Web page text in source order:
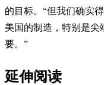
的目标。“但我们确实
美国的制造，特别是
要。”
延伸阅读